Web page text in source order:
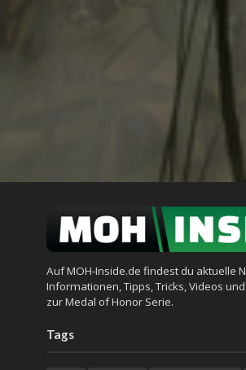
Auf MOH-Inside.de findest du aktuelle
Informationen, Tipps, Tricks, Videos
zur Medal of Honor Serie.
Tags